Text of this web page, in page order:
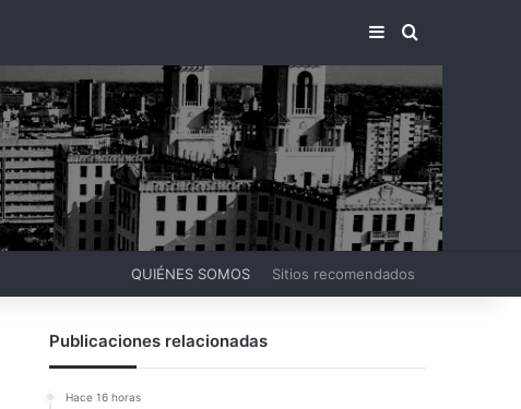
BARRA LATERAL
BUSCAR
QUIÉNES SOMOS Sitios recomendados
Publicaciones relacionadas
Hace 16 horas